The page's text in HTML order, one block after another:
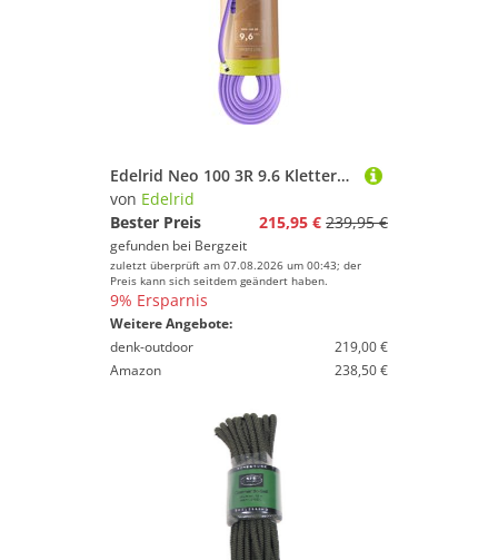
Edelrid Neo 100 3R 9.6 Kletterseil
von Edelrid
Bester Preis
215,95 € 239,95 €
gefunden bei Bergzeit
zuletzt überprüft am 07.08.2026 um 00:43; der
Preis kann sich seitdem geändert haben.
9% Ersparnis
Weitere Angebote:
denk-outdoor
219,00 €
Amazon
238,50 €